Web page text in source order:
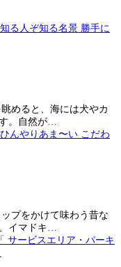
めると、海には犬やカ
。自然が…
プをかけて味わう昔な
イマドキ…